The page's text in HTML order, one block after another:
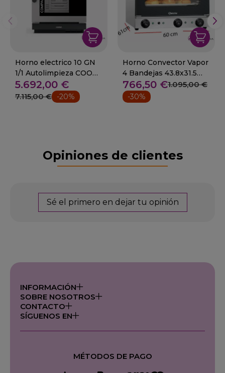
Horno electrico 10 GN
1/1 Autolimpieza COOK
COMPACT MASTER
5.692,00 €
7.115,00 € -20%
Horno Convector Vapor
4 Bandejas 43.8x31.5
95-A120788
766,50 €1.095,00 €
-30%
Opiniones de clientes
Sé el primero en dejar tu opinión
INFORMACIÓN
SOBRE NOSOTROS
CONTACTO
SÍGUENOS EN
MÉTODOS DE PAGO